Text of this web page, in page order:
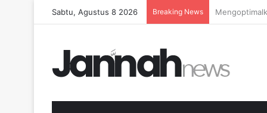
Sabtu, Agustus 8 2026 Breaking News Kardio